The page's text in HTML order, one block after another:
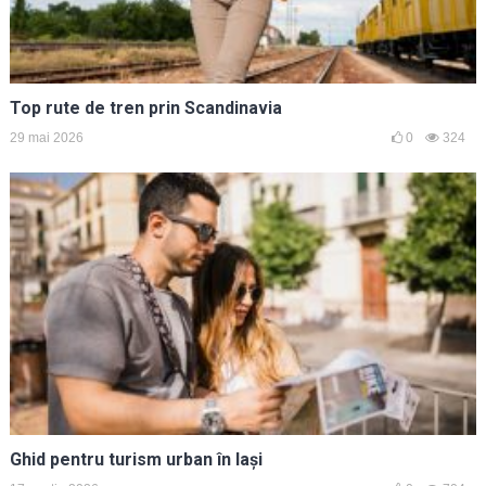
Top rute de tren prin Scandinavia
29 mai 2026 0 324
Ghid pentru turism urban în Iași